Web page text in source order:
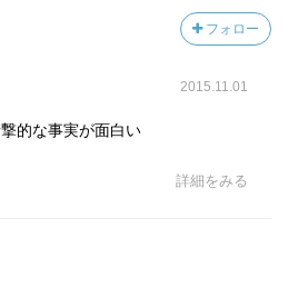
フォロー
2015.11.01
的な事実が面白い
詳細をみる